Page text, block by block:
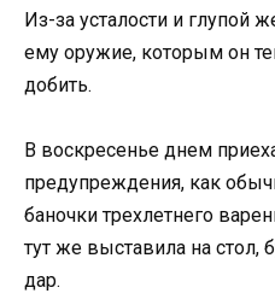
Из-за усталости и глупой
ему оружие, которым он
добить.
В воскресенье днем
предупреждения, как
баночки трехлетнего
тут же выставила на стол,
дар.